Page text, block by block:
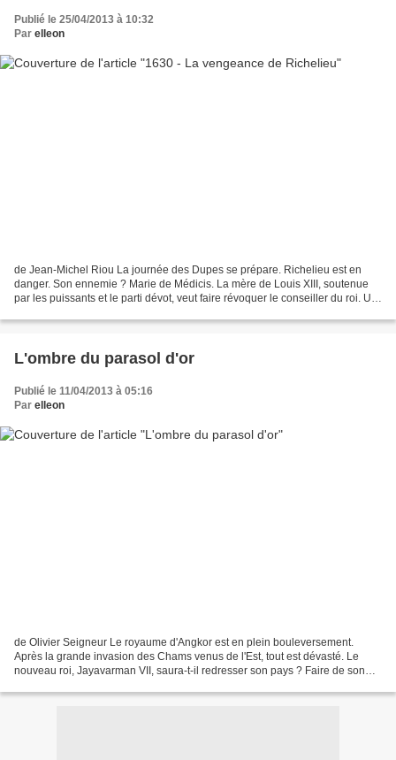
Publié le 25/04/2013 à 10:32
Par elleon
de Jean-Michel Riou La journée des Dupes se prépare. Richelieu est en
danger. Son ennemie ? Marie de Médicis. La mère de Louis XIII, soutenue
par les puissants et le parti dévot, veut faire révoquer le conseiller du roi. Un
L'ombre du parasol d'or
Publié le 11/04/2013 à 05:16
Par elleon
de Olivier Seigneur Le royaume d'Angkor est en plein bouleversement.
Après la grande invasion des Chams venus de l'Est, tout est dévasté. Le
nouveau roi, Jayavarman VII, saura-t-il redresser son pays ? Faire de son